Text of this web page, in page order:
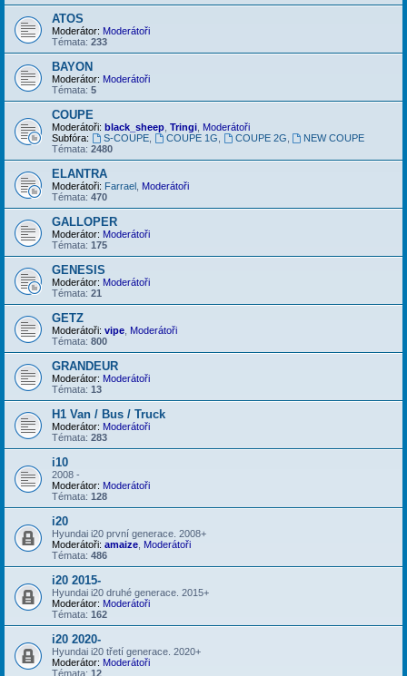
ATOS
Moderátor: Moderátoři
Témata: 233
BAYON
Moderátor: Moderátoři
Témata: 5
COUPE
Moderátoři: black_sheep Tringi Moderátoři
Subfóra:
S-COUPE, COUPE 1G COUPE 2G
NEW COUPE
Témata: 2480
ELANTRA
Moderátoři: Farrael Moderátoři
Témata: 470
GALLOPER
Moderátor: Moderátoři
Témata: 175
GENESIS
Moderátor: Moderátoři
Témata: 21
GETZ
Moderátoři: vipe Moderátoři
Témata: 800
GRANDEUR
Moderátor: Moderátoři
Témata: 13
H1 Van / Bus / Truck
Moderátor: Moderátoři
Témata: 283
i10
2008 -
Moderátor: Moderátoři
Témata: 128
i20
Hyundai i20 první generace. 2008+
Moderátoři: amaize Moderátoři
Témata: 486
i20 2015-
Hyundai i20 druhé generace. 2015+
Moderátor: Moderátoři
Témata: 162
i20 2020-
Hyundai i20 třetí generace. 2020+
Moderátor: Moderátoři
Témata: 12